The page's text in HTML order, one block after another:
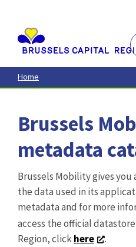
contenu
principal
Home
Brussels
metadata
Brussels Mobility gives you
the data used in its
metadata and for more
access the official
Region, clickhere .